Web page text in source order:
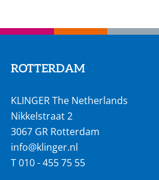
ROTTERDAM
KLINGER The Netherlands
Nikkelstraat 2
3067 GR Rotterdam
info@klinger.nl
T010 - 455 75 55